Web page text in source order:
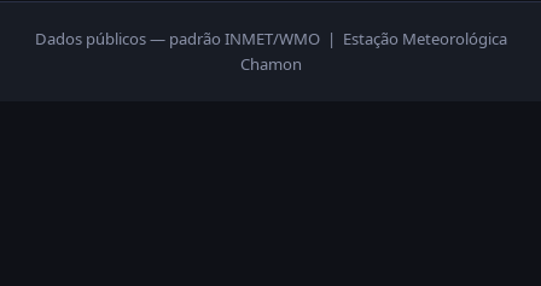
Dados públicos — padrão INMET/WMO | Estação Meteorológica
Chamon